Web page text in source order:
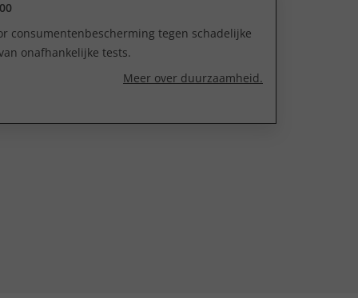
consumentenbescherming tegen schadelijke
onafhankelijke tests.
Meer over duurzaamheid.